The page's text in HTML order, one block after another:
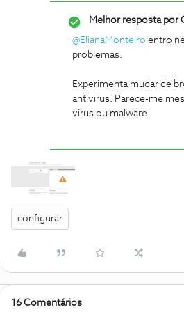
Melhor resposta por
@ElianaMonteiro entro
problemas.
Experimenta mudar de
antivirus. Parece-me
virus ou malware.
configurar
16 Comentários